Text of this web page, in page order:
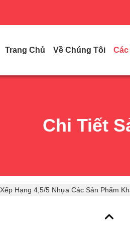
Trang Chủ Về Chúng Tôi Các
Chi Tiết
Xếp Hạng 4,5/5 Nhựa Các Sản Phẩm